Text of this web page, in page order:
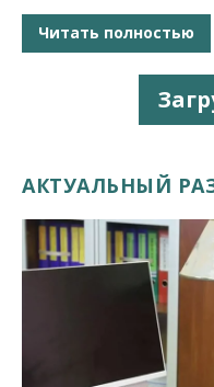
Читать полностью
АКТУАЛЬНЫЙ